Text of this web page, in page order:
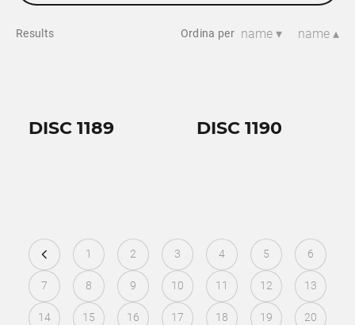
Results Ordina per name ▾ name ▴
DISC 1189 DISC 1190
1 2 3 4 5 6
7 8 9 10 11 12 13
14 15 16 17 18 19 20